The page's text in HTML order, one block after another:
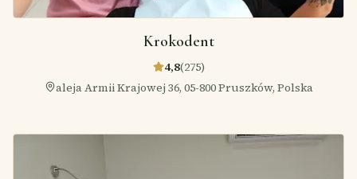
Krokodent
4,8(275)
aleja Armii Krajowej 36, 05-800 Pruszków, Polska